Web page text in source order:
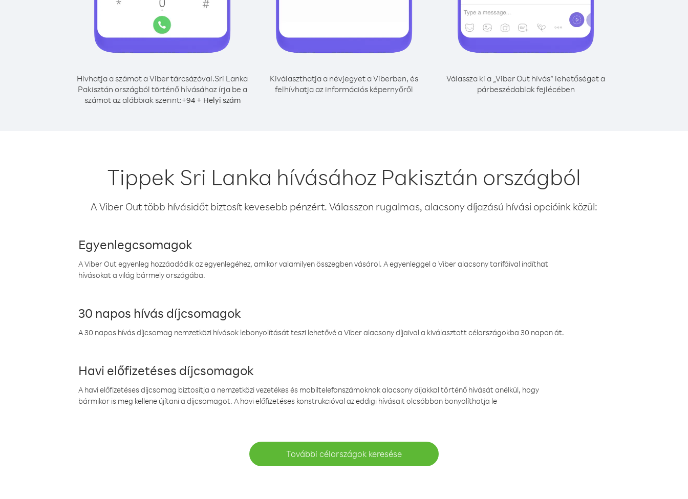
Hívhatja a számot a Viber tárcsázóval.Sri Lanka
Pakisztán országból történő hívásához írja be a
számot az alábbiak szerint:+94+ Helyi szám
Kiválaszthatja a névjegyet a Viberben, és
felhívhatja az információs képernyőről
Válassza ki a „Viber Out hívás” lehetőséget a
párbeszédablak fejlécében
Tippek Sri Lanka hívásához Pakisztán országból
A Viber Out több hívásidőt biztosít kevesebb pénzért. Válasszon rugalmas, alacsony díjazású hívási opcióink közül:
Egyenlegcsomagok
A Viber Out egyenleg hozzáadódik az egyenlegéhez, amikor valamilyen összegben vásárol. A egyenleggel a Viber alacsony tarifáival indíthat
hívásokat a világ bármely országába.
30 napos hívás díjcsomagok
A 30 napos hívás díjcsomag nemzetközi hívások lebonyolítását teszi lehetővé a Viber alacsony díjaival a kiválasztott célországokba 30 napon át.
Havi előfizetéses díjcsomagok
A havi előfizetéses díjcsomag biztosítja a nemzetközi vezetékes és mobiltelefonszámoknak alacsony díjakkal történő hívását anélkül, hogy
bármikor is meg kellene újítani a díjcsomagot. A havi előfizetéses konstrukcióval az eddigi hívásait olcsóbban bonyolíthatja le
További célországok keresése